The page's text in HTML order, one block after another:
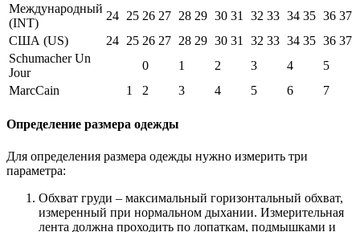
Международный
(INT)
24 25 26 27 28 29 30 31 32 33 34 35 36 37
США (US)
24 25 26 27 28 29 30 31 32 33 34 35 36 37
Schumacher Un
Jour
0 1 2 3 4
5
MarcCain
1 2 3 4 5 6 7
Определение размера одежды
Для определения размера одежды нужно измерить три
параметра:
Обхват груди – максимальный горизонтальный обхват,
измеренный при нормальном дыхании. Измерительная
лента должна проходить по лопаткам, подмышками и